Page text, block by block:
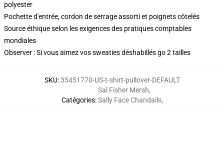
polyester
Pochette d'entrée, cordon de serrage assorti et poignets côtelés
Source éthique selon les exigences des pratiques comptables
mondiales
Observer : Si vous aimez vos sweaties déshabillés go 2 tailles
SKU:35451770-US-t-shirt-pullover-DEFAULT
Catégories:
Sal Fisher Mersh,
Sally Face Chandails,